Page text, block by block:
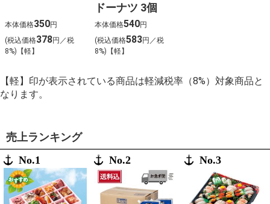
本体価格350円
(税込価格378円／税
8%)【軽】
ドーナツ 3個
本体価格540円
(税込価格583円／税
8%)【軽】
【軽】印が表示されている商品は軽減税率（8%）対象商品と
なります。
売上ランキング
No.1 No.2 No.3